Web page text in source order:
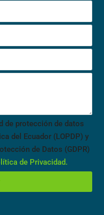
de protección de datos
del Ecuador (LOPDP) y
de Datos (GDPR)
de Privacidad.